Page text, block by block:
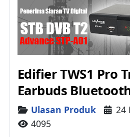
Edifier TWS1 Pro
Earbuds
Details
Ulasan Produk
24
4095